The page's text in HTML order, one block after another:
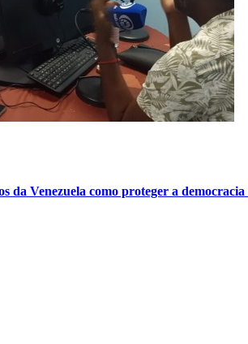
da Venezuela como proteger a